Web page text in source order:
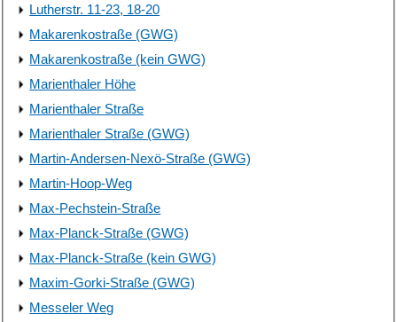
Lutherstr. 11-23, 18-20
Makarenkostraße (GWG)
Makarenkostraße (kein GWG)
Marienthaler Höhe
Marienthaler Straße
Marienthaler Straße (GWG)
Martin-Andersen-Nexö-Straße (GWG)
Martin-Hoop-Weg
Max-Pechstein-Straße
Max-Planck-Straße (GWG)
Max-Planck-Straße (kein GWG)
Maxim-Gorki-Straße (GWG)
Messeler Weg